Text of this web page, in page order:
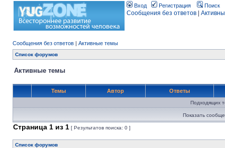
Вход Регистрация Поиск
Сообщения без ответов
Сообщения без ответов | Активные темы
Список форумов
Активные темы
Темы Автор Ответы
Подходящих
Показать
Страница 1 из 1 [ Результатов поиска: 0 ]
Список форумов